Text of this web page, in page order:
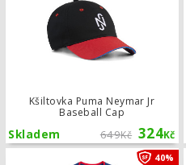
Kšiltovka Puma Neymar Jr
Baseball Cap
649Kč 324Kč
Skladem
40%